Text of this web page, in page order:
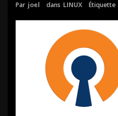
Par joel dans LINUX Étiquette